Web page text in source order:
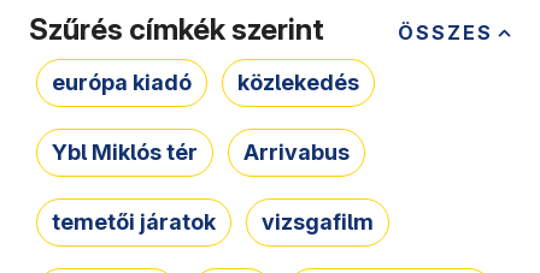
ÖSSZES
Szűrés címkék szerint
európa kiadó közlekedés
Ybl Miklós tér Arrivabus
temetői járatok vizsgafilm